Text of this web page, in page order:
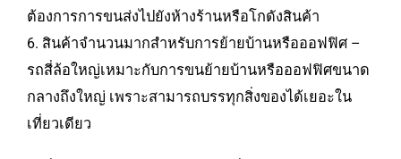
ต้องการการขนส่งไปยังห้างร้านหรือโกดังสินค้า
6. สินค้าจำนวนมากสำหรับการย้ายบ้านหรือออฟฟิศ –
รถสี่ล้อใหญ่เหมาะกับการขนย้ายบ้านหรือออฟฟิศขนาด
กลางถึงใหญ่ เพราะสามารถบรรทุกสิ่งของได้เยอะใน
เที่ยวเดียว